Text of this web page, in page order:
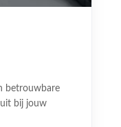
betrouwbare
bij jouw